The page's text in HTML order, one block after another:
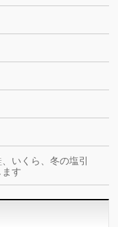
いくら、冬の塩引
す